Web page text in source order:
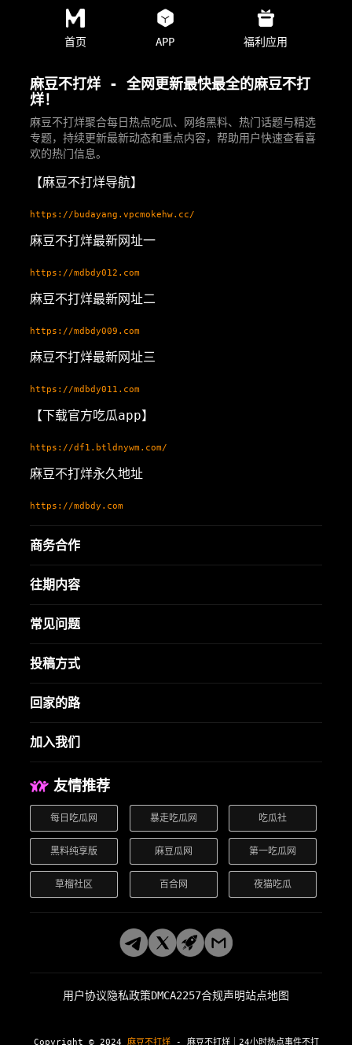
首页 APP 福利应用
麻豆不打烊 - 全网更新最快最全的麻豆不打
烊！
麻豆不打烊聚合每日热点吃瓜、网络黑料、热门话题与精选
专题，持续更新最新动态和重点内容，帮助用户快速查看喜
欢的热门信息。
【麻豆不打烊导航】
https://budayang.vpcmokehw.cc/
麻豆不打烊最新网址一
https://mdbdy012.com
麻豆不打烊最新网址二
https://mdbdy009.com
麻豆不打烊最新网址三
https://mdbdy011.com
【下载官方吃瓜app】
https://df1.btldnywm.com/
麻豆不打烊永久地址
https://mdbdy.com
商务合作
往期内容
常见问题
投稿方式
回家的路
加入我们
友情推荐
每日吃瓜网 暴走吃瓜网 吃瓜社
黑料纯享版 麻豆瓜网 第一吃瓜网
草榴社区 百合网 夜猫吃瓜
用户协议隐私政策DMCA2257合规声明站点地图
Copyright © 2024 麻豆不打烊- 麻豆不打烊｜24小时热点事件不打